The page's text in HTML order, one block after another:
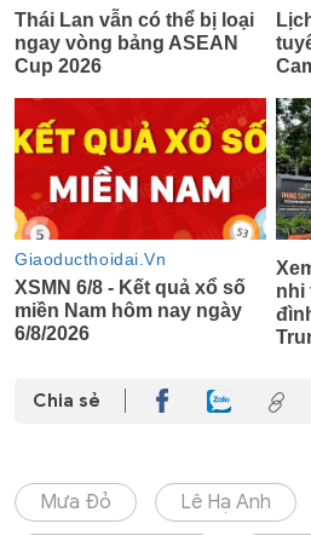
Chia sẻ
Mưa Đỏ Lê Hạ Anh